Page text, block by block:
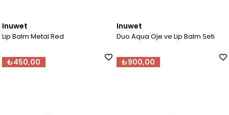
Inuwet
Lip Balm Metal Red
₺450,00
Inuwet
Duo Aqua Oje ve Lip Balm Seti
₺900,00